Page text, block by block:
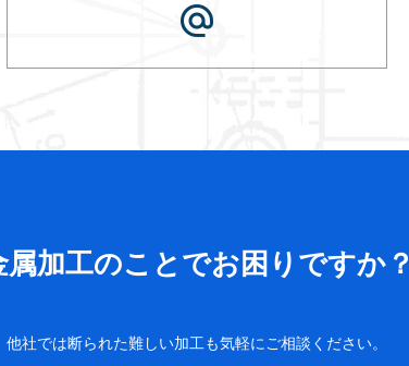
alternate_email
属加工のことでお困りですか？
他社では断られた難しい加工も気軽にご相談ください。